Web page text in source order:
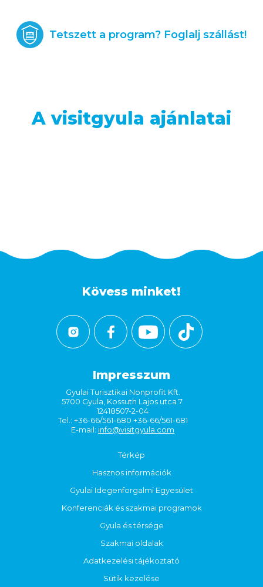
Tetszett a program? Foglalj szállást!
A visitgyula ajánlatai
Kövess minket!
Impresszum
Gyulai Turisztikai Nonprofit Kft.
5700 Gyula, Kossuth Lajos utca 7.
12418507-2-04
Tel.: +36-66/561-680 +36-66/561-681
E-mail: info@visitgyula.com
Térkép
Hasznos információk
Gyulai Idegenforgalmi Egyesület
Konferenciák és szakmai programok
Gyula és térsége
Szakmai oldalak
Adatkezelési tájékoztató
Sütik kezelése